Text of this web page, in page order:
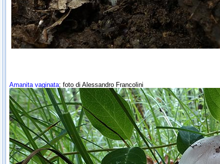
Amanita vaginata; foto di Alessandro Francolini